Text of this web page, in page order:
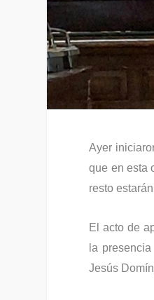
Ayer
que en esta
resto
El acto de
la
Jesús